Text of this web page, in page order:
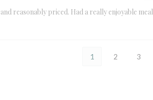
reasonably priced. Had a really enjoyable
1 2 3